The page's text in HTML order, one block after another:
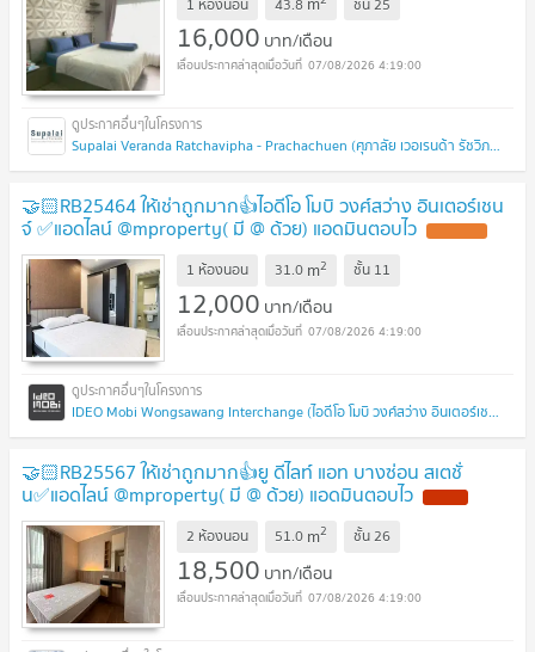
16,000 บาท/เดือน
07/08/2026 4:19:00
Supalai Veranda Ratchavipha - Prachachuen (ศุภาลัย เวอเรนด้า รัชวิภา - ประชาชื่น)
🤝🏻RB25464 ให้เช่าถูกมาก👍ไอดีโอ โมบิ วงศ์สว่าง อินเตอร์เชน
จ์ ✅แอดไลน์ @mproperty( มี @ ด้วย) แอดมินตอบไว
1 ห้องนอน 31.0 m2 ชั้น 11
12,000 บาท/เดือน
07/08/2026 4:19:00
IDEO Mobi Wongsawang Interchange (ไอดีโอ โมบิ วงศ์สว่าง อินเตอร์เชนจ์)
🤝🏻RB25567 ให้เช่าถูกมาก👍ยู ดีไลท์ แอท บางซ่อน สเตชั่
น✅แอดไลน์ @mproperty( มี @ ด้วย) แอดมินตอบไว
2 ห้องนอน 51.0 m2 ชั้น26
18,500 บาท/เดือน
07/08/2026 4:19:00